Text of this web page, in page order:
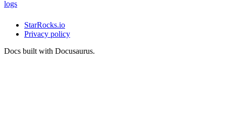
logs
StarRocks.io
Privacy policy
Docs built with Docusaurus.